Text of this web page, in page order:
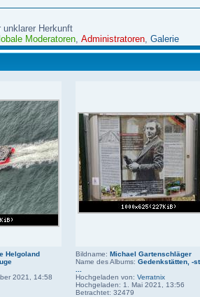
Herkunft
Moderatoren Administratoren Galerie
Helgoland
2021, 14:58
Bildname: Michael Gartenschläger
Name des Albums: Gedenkstätten, -
Hochgeladen von: Verratnix
Hochgeladen: 1. Mai 2021, 13:56
Betrachtet: 32479